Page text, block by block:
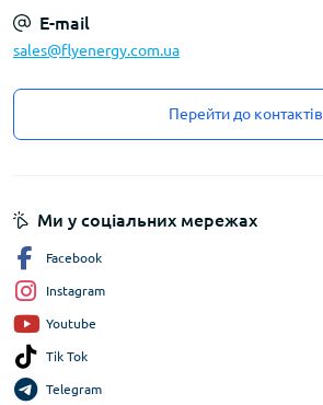
E-mail
sales@flyenergy.com.ua
Перейти до контактів
Ми у соціальних мережах
Facebook
Instagram
Youtube
Tik Tok
Telegram